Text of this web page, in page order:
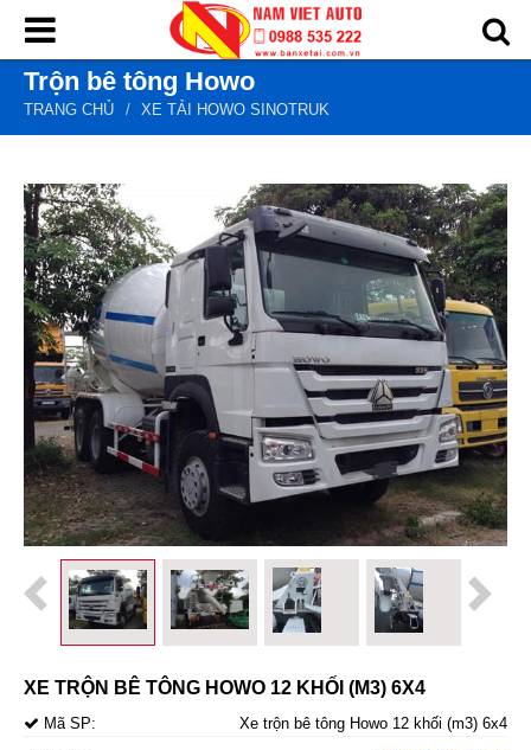
Trang chủ
Sản phẩm
Chủng loại
Trọng tải
Nhãn hiệu
Tin tức
Giới thiệu
Dịch vụ
Liên hệ
Trộn bê tông Howo
TRANG CHỦ XE TẢI HOWO SINOTRUK
XE TRỘN BÊ TÔNG HOWO 12 KHỐI (M3) 6X4
Mã SP: Xe trộn bê tông Howo 12 khối (m3) 6x4